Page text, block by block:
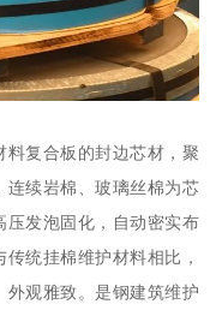
料复合板的封边芯材，聚
连续岩棉、玻璃丝棉为芯
压发泡固化，自动密实布
统挂棉维护材料相比，
外观雅致。是钢建筑维护